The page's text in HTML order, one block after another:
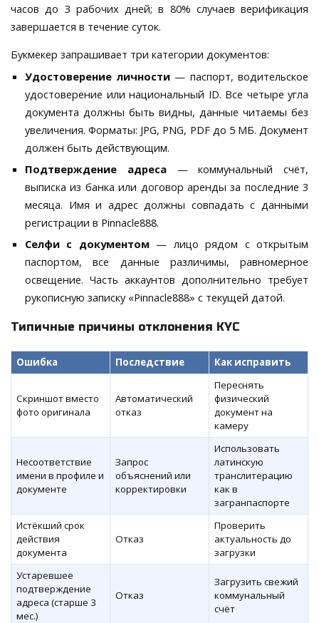
часов до 3 рабочих дней; в 80% случаев верификация
завершается в течение суток.
Букмекер запрашивает три категории документов:
Удостоверение личности— паспорт, водительское
удостоверение или национальный ID. Все четыре угла
документа должны быть видны, данные читаемы без
увеличения. Форматы: JPG, PNG, PDF до 5 МБ. Документ
должен быть действующим.
Подтверждение адреса— коммунальный счёт,
выписка из банка или договор аренды за последние 3
месяца. Имя и адрес должны совпадать с данными
регистрации в Pinnacle888.
Селфи с документом— лицо рядом с открытым
паспортом, все данные различимы, равномерное
освещение. Часть аккаунтов дополнительно требует
рукописную записку «Pinnacle888» с текущей датой.
Типичные причины отклонения KYC
Ошибка Последствие Как исправить
Скриншот вместо
фото оригинала
Автоматический
отказ
Переснять
физический
документ на
камеру
Несоответствие
имени в профиле и
документе
Запрос
объяснений или
корректировки
Использовать
латинскую
транслитерацию
как в
загранпаспорте
Истёкший срок
действия
документа
Отказ
Проверить
актуальность до
загрузки
Устаревшее
подтверждение
адреса (старше 3
мес.)
Отказ
Загрузить свежий
коммунальный
счёт